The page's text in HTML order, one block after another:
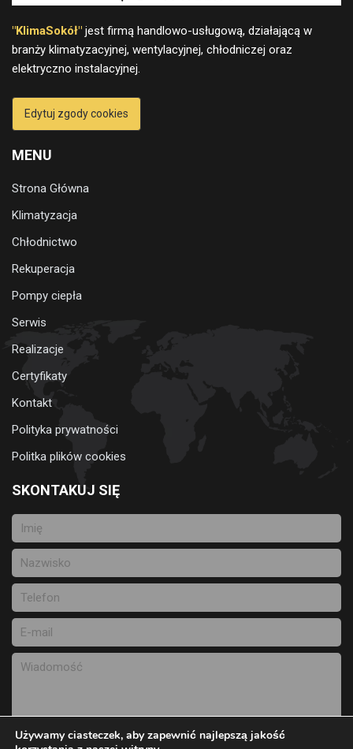
"KlimaSokół" jest firmą handlowo-usługową, działającą w
branży klimatyzacyjnej, wentylacyjnej, chłodniczej oraz
elektryczno instalacyjnej.
Edytuj zgody cookies
MENU
Strona Główna
Klimatyzacja
Chłodnictwo
Rekuperacja
Pompy ciepła
Serwis
Realizacje
Certyfikaty
Kontakt
Polityka prywatności
Politka plików cookies
SKONTAKUJ SIĘ
Używamy ciasteczek, aby zapewnić najlepszą jakość